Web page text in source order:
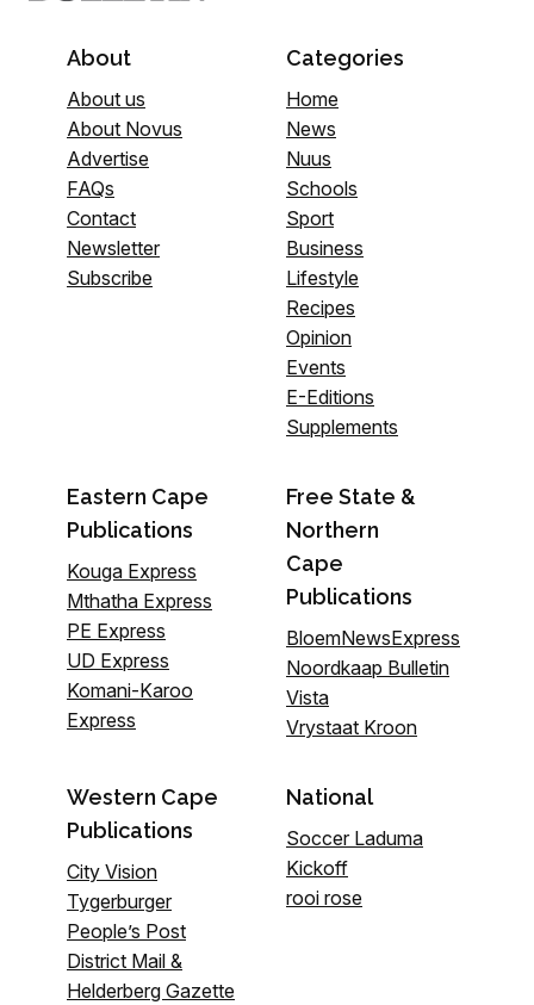
About
About us
About Novus
Advertise
FAQs
Contact
Newsletter
Subscribe
Categories
Home
News
Nuus
Schools
Sport
Business
Lifestyle
Recipes
Opinion
Events
E-Editions
Supplements
Eastern Cape
Publications
Kouga Express
Mthatha Express
PE Express
UD Express
Komani-Karoo
Express
Free State &
Northern
Cape
Publications
BloemNewsExpress
Noordkaap Bulletin
Vista
Vrystaat Kroon
Western Cape
Publications
City Vision
Tygerburger
People’s Post
District Mail &
Helderberg Gazette
National
Soccer Laduma
Kickoff
rooi rose